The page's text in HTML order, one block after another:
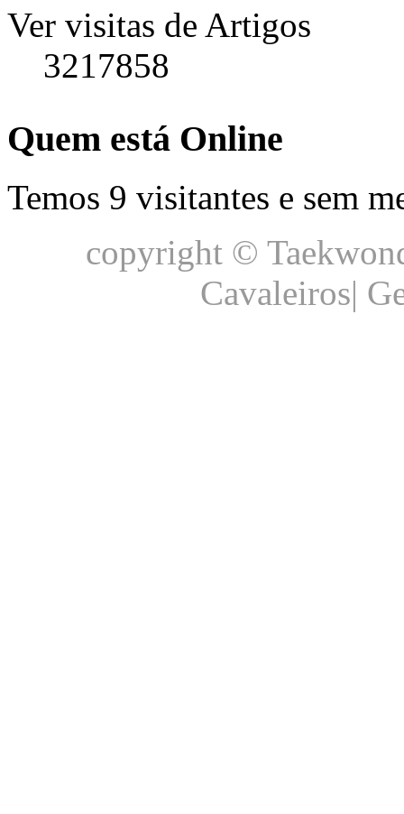
Ver visitas de Artigos
3217858
Quem está Online
Temos 9 visitantes e sem
copyright ©
Cavaleiros|